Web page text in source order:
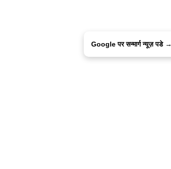
Google पर सन्मार्ग न्यूज़ पडे →